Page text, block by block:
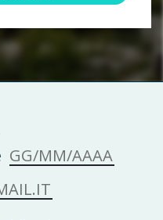
GG/MM/AAAA